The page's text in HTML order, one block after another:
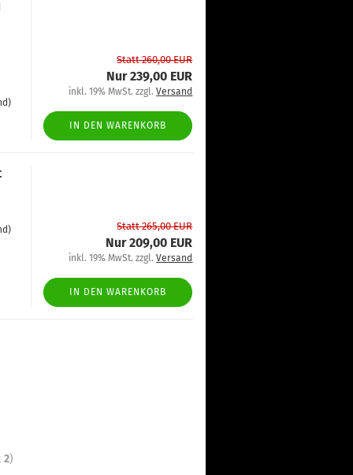
Statt 260,00 EUR
Nur 239,00 EUR
inkl. 19% MwSt. zzgl.Versand
IN DEN WARENKORB
Statt 265,00 EUR
Nur 209,00 EUR
inkl. 19% MwSt. zzgl.Versand
IN DEN WARENKORB
2)